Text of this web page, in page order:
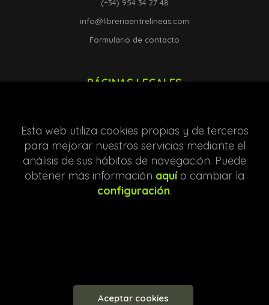
(+34) 954 34 27 48
info@libreriaentrelineas.com
Formulario de contacto
PÁGINAS LEGALES
Protección de datos
Política de Cookies
ATENCIÓN AL CLIENTE
Librería Entre Líneas. Todos los Derechos
Esta web utiliza cookies propias y de terceros
para mejorar nuestros servicios mediante el
análisis de sus hábitos de navegación. Puede
obtener más información aquío cambiar la
configuración.
Aceptar cookies